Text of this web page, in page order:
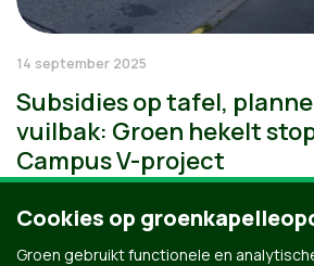
14 september 2025
Subsidies op tafel,
vuilbak: Groen hekelt
Campus V-project
Cookies op
Groen gebruikt functionele en